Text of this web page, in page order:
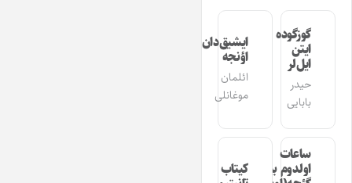
گوزگوده
ایتن
ایل‌لر
حیدر
بابایی
ایشیق‌دان
اؤنجه
ائلمان
موغانلی
ساعات
اولدوم بیر کیتاب